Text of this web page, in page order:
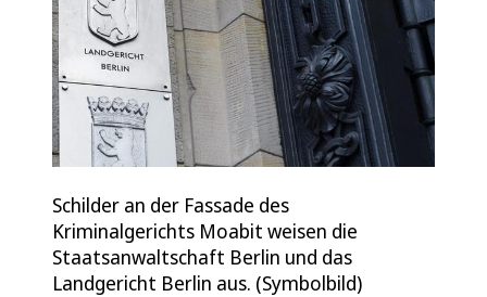
Schilder an der Fassade des
Kriminalgerichts Moabit weisen die
Staatsanwaltschaft Berlin und das
Landgericht Berlin aus. (Symbolbild)